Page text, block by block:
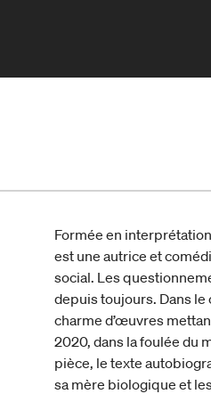
Formée en
est une autrice et
social. Les
depuis toujours. Dans le
charme d’œuvres
2020, dans la foulée du
pièce, le texte
sa mère biologique et